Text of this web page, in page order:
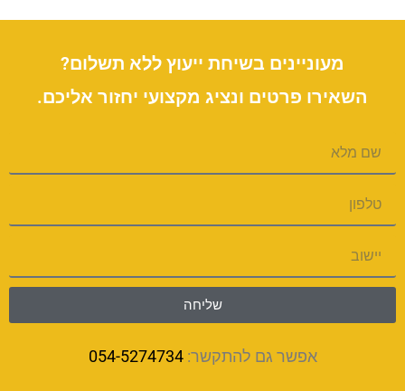
מעוניינים בשיחת ייעוץ ללא תשלום?
השאירו פרטים ונציג מקצועי יחזור אליכם.
שליחה
אפשר גם להתקשר:054-5274734